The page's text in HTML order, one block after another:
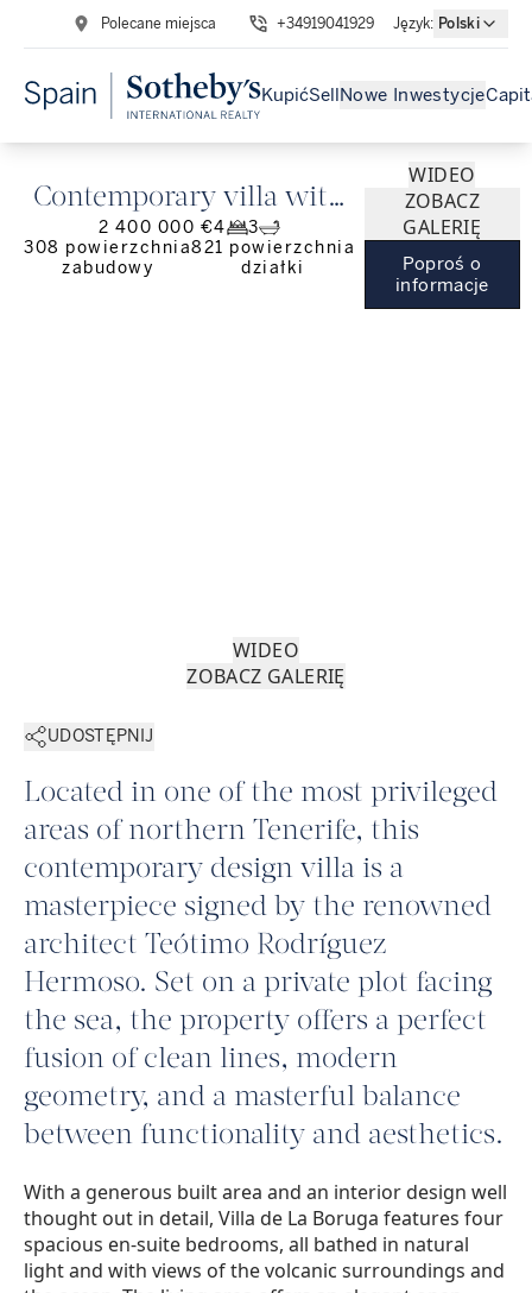
Polecane miejsca +34919041929 Język: Polski
KupićSell Nowe Inwestycje
Contemporary villa with
views of the Atlantic
2 400 000 €4
3
308 powierzchnia
zabudowy
821 powierzchnia
działki
WIDEO
ZOBACZ
GALERIĘ
Poproś o
informacje
WIDEO
ZOBACZ GALERIĘ
UDOSTĘPNIJ
Located in one of the most privileged
areas of northern Tenerife, this
contemporary design villa is a
masterpiece signed by the renowned
architect Teótimo Rodríguez
Hermoso. Set on a private plot facing
the sea, the property offers a perfect
fusion of clean lines, modern
geometry, and a masterful balance
between functionality and aesthetics.
With a generous built area and an interior design well
thought out in detail, Villa de La Boruga features four
spacious en-suite bedrooms, all bathed in natural
light and with views of the volcanic surroundings and